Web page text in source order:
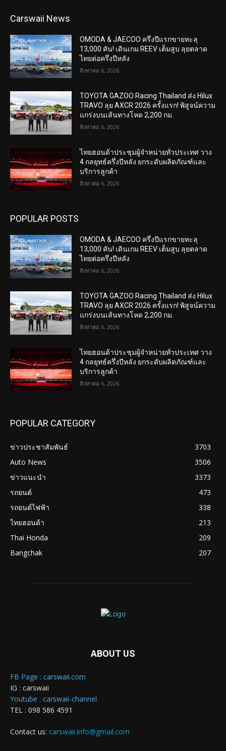
Carswaii News
OMODA & JAECOO ครึ่งปีแรกขายทะลุ
13,000 คัน! เดินเกม REEV เต็มสูบ ลุยตลาด
ไทยต่อครึ่งปีหลัง
สิงหาคม 6, 2026
TOYOTA GAZOO Racing Thailand ส่ง Hilux
TRAVO ลุย AXCR 2026 ครั้งแรก! พิสูจน์ความ
แกร่งบนเส้นทางโหด 2,200 กม.
สิงหาคม 6, 2026
ไทยฮอนด้าประชุมผู้จำหน่ายทั่วประเทศ วาง
4 กลยุทธ์ครึ่งปีหลัง ยกระดับผลิตภัณฑ์และ
บริการลูกค้า
สิงหาคม 6, 2026
POPULAR POSTS
OMODA & JAECOO ครึ่งปีแรกขายทะลุ
13,000 คัน! เดินเกม REEV เต็มสูบ ลุยตลาด
ไทยต่อครึ่งปีหลัง
สิงหาคม 6, 2026
TOYOTA GAZOO Racing Thailand ส่ง Hilux
TRAVO ลุย AXCR 2026 ครั้งแรก! พิสูจน์ความ
แกร่งบนเส้นทางโหด 2,200 กม.
สิงหาคม 6, 2026
ไทยฮอนด้าประชุมผู้จำหน่ายทั่วประเทศ วาง
4 กลยุทธ์ครึ่งปีหลัง ยกระดับผลิตภัณฑ์และ
บริการลูกค้า
สิงหาคม 6, 2026
POPULAR CATEGORY
ข่าวประชาสัมพันธ์
3703
Auto News
3506
ข่าวแนะนำ
3373
รถยนต์
473
รถยนต์ไฟฟ้า
338
ไทยฮอนด้า
213
Thai Honda
209
Bangchak
207
ABOUT US
FB Page : carswaii.com
IG : carswaii
Youtube : carswaii-channel
TEL : 098 586 4591
Contact us: carswaii.info@gmail.com